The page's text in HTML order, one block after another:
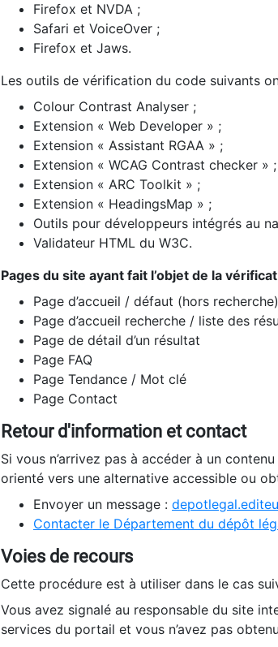
Firefox et NVDA ;
Safari et VoiceOver ;
Firefox et Jaws.
Les outils de vérification du code suivants
Colour Contrast Analyser ;
Extension « Web Developer » ;
Extension « Assistant RGAA » ;
Extension « WCAG Contrast checker » ;
Extension « ARC Toolkit » ;
Extension « HeadingsMap » ;
Outils pour développeurs intégrés au
Validateur HTML du W3C.
Pages du site ayant fait l’objet de la
Page d’accueil / défaut (hors recherche)
Page d’accueil recherche / liste des
Page de détail d’un résultat
Page FAQ
Page Tendance / Mot clé
Page Contact
Retour d'information et contact
Si vous n’arrivez pas à accéder à un
orienté vers une alternative accessible ou
Envoyer un message :
Contacter le Département du dépôt
Voies de recours
Cette procédure est à utiliser dans le cas
Vous avez signalé au responsable du site
services du portail et vous n’avez pas